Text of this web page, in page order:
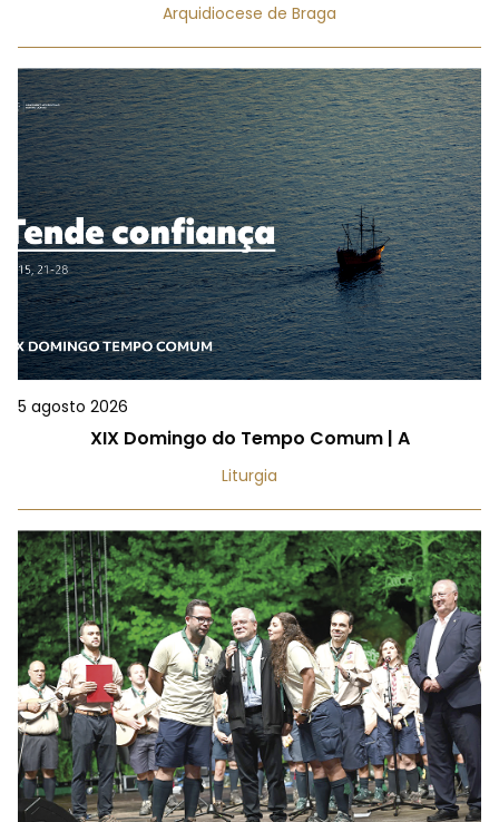
Arquidiocese de Braga
5 agosto 2026
XIX Domingo do Tempo Comum | A
Liturgia